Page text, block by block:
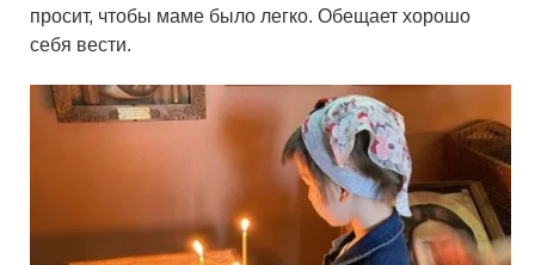
просит, чтобы маме было легко. Обещает хорошо
себя вести.